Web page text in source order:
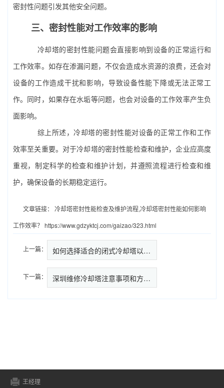
密封性问题引发其他安全问题。
三、密封性能对工作效率的影响
冷却塔的密封性能问题会直接影响到设备的正常运行和
工作效率。如存在渗漏问题，不仅会造成水资源的浪费，还会对
设备的工作造成干扰和影响，导致设备性能下降或无法正常工
作。同时，如果存在水垢等问题，也会对设备的工作效率产生负
面影响。
综上所述，冷却塔的密封性能对设备的正常工作和工作
效率至关重要。对于冷却塔的密封性能检查和维护，企业应高度
重视，制定科学的检查和维护计划，并遵照流程进行检查和维
护，确保设备的长期稳定运行。
文章链接：
冷却塔密封性能检查及维护流程,冷却塔密封性能如何影响
工作效率？ https://www.gdzyktcj.com/gaizao/323.html
上一篇： 如何选择适合的闭式冷却塔以满足…
下一篇： 深圳维修冷却塔注意事项和方法,
王经理